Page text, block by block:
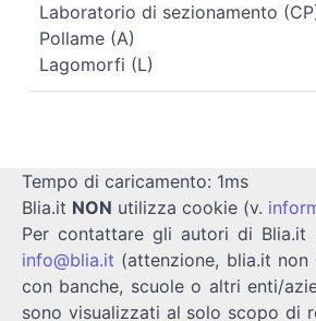
Laboratorio di sezionamento
Pollame (A)
Lagomorfi (L)
Tempo di caricamento: 1ms
Blia.it NON utilizza cookie (v.
Per contattare gli autori di Blia.it
info@blia.it (attenzione, blia.it
con banche, scuole o altri enti/
sono visualizzati al solo scopo di